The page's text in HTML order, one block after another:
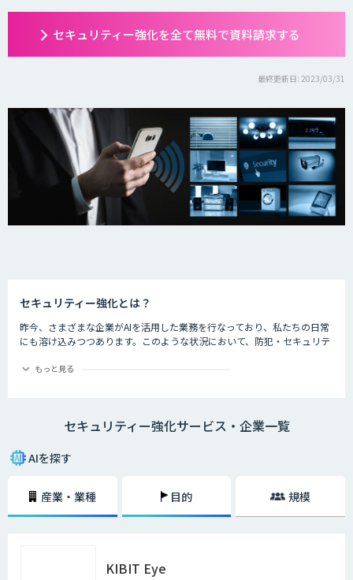
セキュリティー強化を全て無料で資料請求する
最終更新日: 2023/03/31
セキュリティー強化とは？
昨今、さまざまな企業がAIを活用した業務を行なっており、私たちの日常
にも溶け込みつつあります。このような状況において、防犯・セキュリテ
現状です。その悪質な犯罪からユーザーの身を守る上でも、AIの導入は大
きな価値をもたらしています。
もっと見る
セキュリティー強化サービス・企業一覧
AIを探す
産業・業種 目的 規模
KIBIT Eye